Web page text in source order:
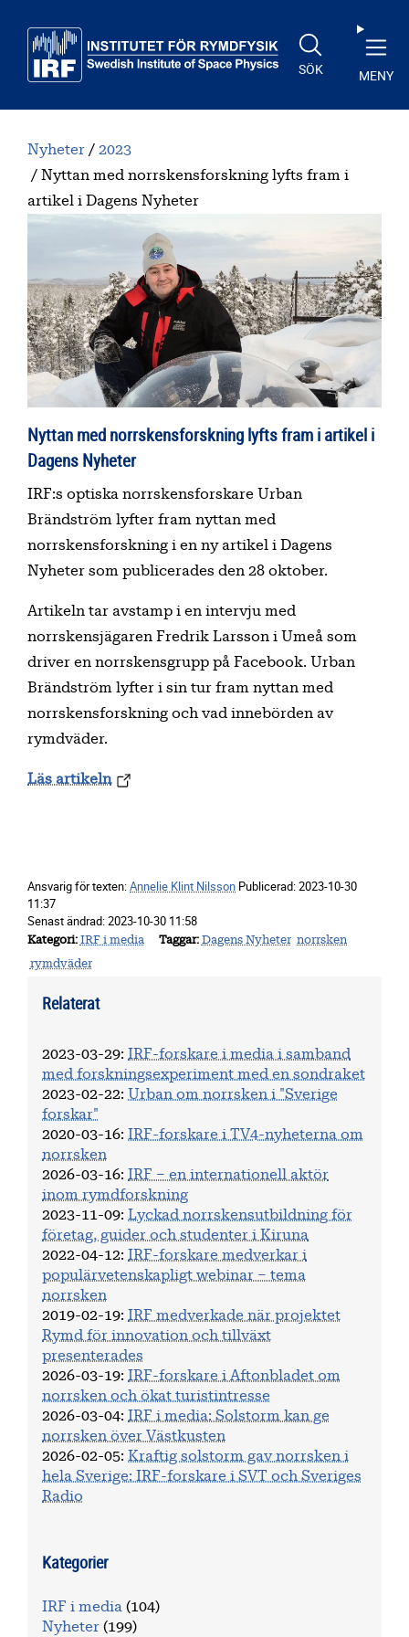
SÖK MENY
Nyheter
2023
Nyttan med norrskensforskning lyfts fram i
artikel i Dagens Nyheter
Nyttan med norrskensforskning lyfts fram i artikel i
Dagens Nyheter
IRF:s optiska norrskensforskare Urban
Brändström lyfter fram nyttan med
norrskensforskning i en ny artikel i Dagens
Nyheter som publicerades den 28 oktober.
Artikeln tar avstamp i en intervju med
norrskensjägaren Fredrik Larsson i Umeå som
driver en norrskensgrupp på Facebook. Urban
Brändström lyfter i sin tur fram nyttan med
norrskensforskning och vad innebörden av
rymdväder.
Läs artikeln
Ansvarig för texten:Annelie Klint Nilsson Publicerad:2023-10-30
11:37
Senast ändrad:2023-10-30 11:58
Kategori IRF i media Taggar Dagens Nyheter norrsken
rymdväder
Relaterat
2023-03-29: IRF-forskare i media i samband
med forskningsexperiment med en sondraket
2023-02-22: Urban om norrsken i "Sverige
forskar"
2020-03-16: IRF-forskare i TV4-nyheterna om
norrsken
2026-03-16: IRF – en internationell aktör
inom rymdforskning
2023-11-09: Lyckad norrskensutbildning för
företag, guider och studenter i Kiruna
2022-04-12: IRF-forskare medverkar i
populärvetenskapligt webinar – tema
norrsken
2019-02-19: IRF medverkade när projektet
Rymd för innovation och tillväxt
presenterades
2026-03-19: IRF-forskare i Aftonbladet om
norrsken och ökat turistintresse
2026-03-04: IRF i media: Solstorm kan ge
norrsken över Västkusten
2026-02-05: Kraftig solstorm gav norrsken i
hela Sverige: IRF-forskare i SVT och Sveriges
Radio
Kategorier
IRF i media (104)
Nyheter (199)